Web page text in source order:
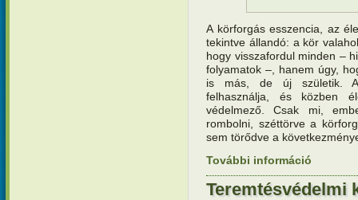
A körforgás esszencia, az
tekintve állandó: a kör
hogy visszafordul minden –
folyamatok –, hanem úgy,
is más, de új születik. A
felhasználja, és közben
védelmező. Csak mi,
rombolni, széttörve a
sem törődve a
További információ
Teremtésvédelmi